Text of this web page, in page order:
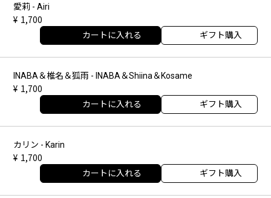
愛莉 - Airi
1,700
カートに入れる ギフト購入
INABA＆椎名＆狐雨 - INABA＆Shiina＆Kosame
1,700
カートに入れる ギフト購入
カリン - Karin
1,700
カートに入れる ギフト購入